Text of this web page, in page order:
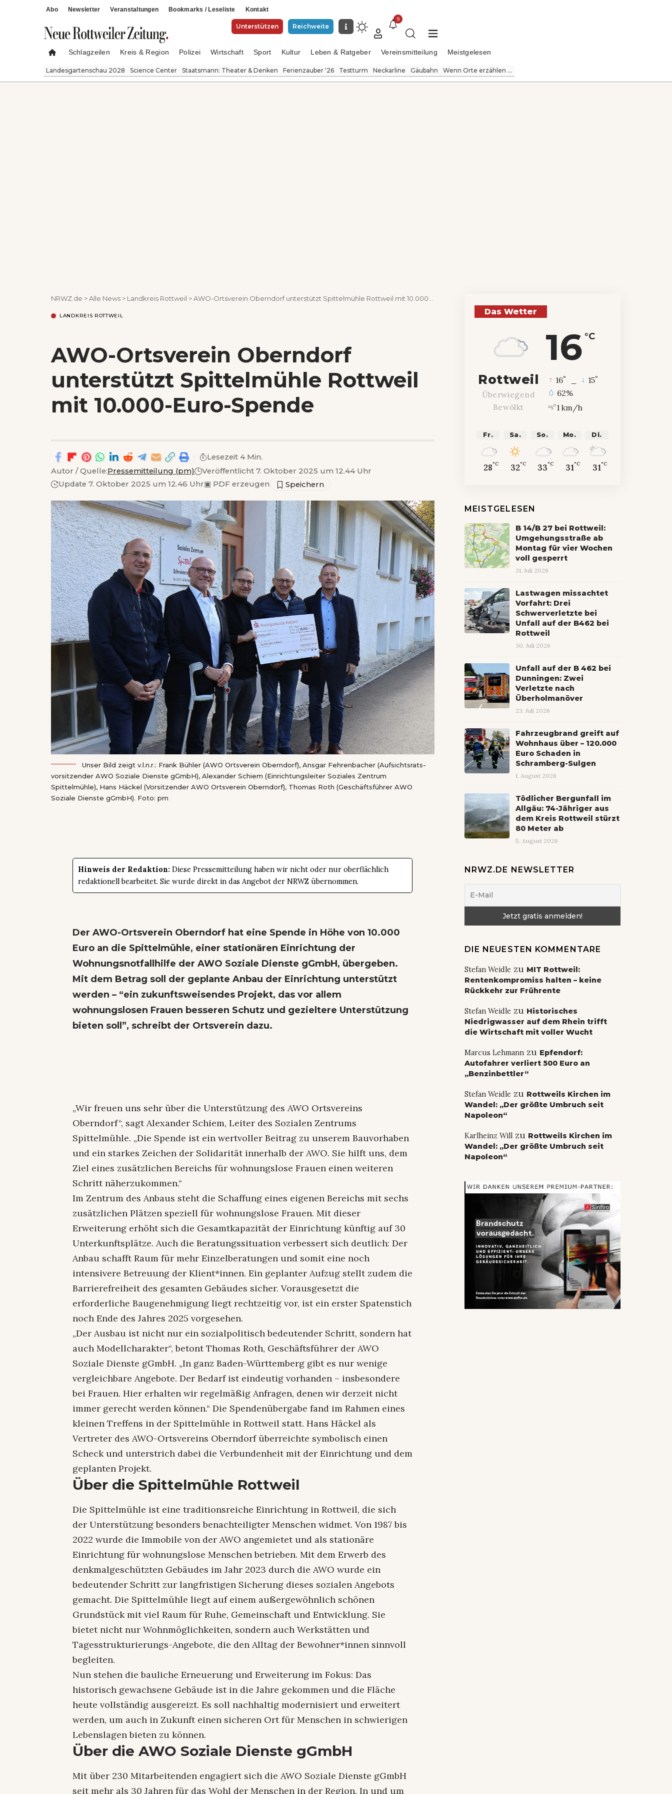
Abo Newsletter Veranstaltungen Bookmarks / Leseliste Kontakt
Unterstützen Reichweite
9
Schlagzeilen Kreis & Region Polizei Wirtschaft Sport Kultur Leben & Ratgeber Vereinsmitteilung Meistgelesen
Landesgartenschau 2028 Science Center Staatsmann: Theater & Denken Ferienzauber '26 Testturm Neckarline Gäubahn Wenn Orte erzählen ...
NRWZ.de >Alle News > Landkreis Rottweil >AWO-Ortsverein Oberndorf unterstützt Spittelmühle Rottweil mit 10.000-Euro-Spende
LANDKREIS ROTTWEIL
AWO-Ortsverein Oberndorf
unterstützt Spittelmühle Rottweil
mit 10.000-Euro-Spende
Autor / Quelle:Pressemitteilung (pm)
Veröffentlicht 7. Oktober 2025 um 12.44 Uhr
Update 7. Oktober 2025 um 12.46 Uhr▣ PDF erzeugen
Lesezeit 4 Min.
Unser Bild zeigt v.l.n.r.: Frank Bühler (AWO Ortsverein Oberndorf), Ansgar Fehrenbacher (Aufsichtsrats-
vorsitzender AWO Soziale Dienste gGmbH), Alexander Schiem (Einrichtungsleiter Soziales Zentrum
Spittelmühle), Hans Häckel (Vorsitzender AWO Ortsverein Oberndorf), Thomas Roth (Geschäftsführer AWO
Soziale Dienste gGmbH). Foto: pm
Hinweis der Redaktion: Diese Pressemitteilung haben wir nicht oder nur oberflächlich
redaktionell bearbeitet. Sie wurde direkt in das Angebot der NRWZ übernommen.
Der AWO-Ortsverein Oberndorf hat eine Spende in Höhe von 10.000
Euro an die Spittelmühle, einer stationären Einrichtung der
Wohnungsnotfallhilfe der AWO Soziale Dienste gGmbH, übergeben.
Mit dem Betrag soll der geplante Anbau der Einrichtung unterstützt
werden – “ein zukunftsweisendes Projekt, das vor allem
wohnungslosen Frauen besseren Schutz und gezieltere Unterstützung
bieten soll”, schreibt der Ortsverein dazu.
„Wir freuen uns sehr über die Unterstützung des AWO Ortsvereins
Oberndorf“, sagt Alexander Schiem, Leiter des Sozialen Zentrums
Spittelmühle. „Die Spende ist ein wertvoller Beitrag zu unserem Bauvorhaben
und ein starkes Zeichen der Solidarität innerhalb der AWO. Sie hilft uns, dem
Ziel eines zusätzlichen Bereichs für wohnungslose Frauen einen weiteren
Schritt näherzukommen.“
Im Zentrum des Anbaus steht die Schaffung eines eigenen Bereichs mit sechs
zusätzlichen Plätzen speziell für wohnungslose Frauen. Mit dieser
Erweiterung erhöht sich die Gesamtkapazität der Einrichtung künftig auf 30
Unterkunftsplätze. Auch die Beratungssituation verbessert sich deutlich: Der
Anbau schafft Raum für mehr Einzelberatungen und somit eine noch
intensivere Betreuung der Klient*innen. Ein geplanter Aufzug stellt zudem die
Barrierefreiheit des gesamten Gebäudes sicher. Vorausgesetzt die
erforderliche Baugenehmigung liegt rechtzeitig vor, ist ein erster Spatenstich
noch Ende des Jahres 2025 vorgesehen.
„Der Ausbau ist nicht nur ein sozialpolitisch bedeutender Schritt, sondern hat
auch Modellcharakter“, betont Thomas Roth, Geschäftsführer der AWO
Soziale Dienste gGmbH. „In ganz Baden-Württemberg gibt es nur wenige
vergleichbare Angebote. Der Bedarf ist eindeutig vorhanden – insbesondere
bei Frauen. Hier erhalten wir regelmäßig Anfragen, denen wir derzeit nicht
immer gerecht werden können.“ Die Spendenübergabe fand im Rahmen eines
kleinen Treffens in der Spittelmühle in Rottweil statt. Hans Häckel als
Vertreter des AWO-Ortsvereins Oberndorf überreichte symbolisch einen
Scheck und unterstrich dabei die Verbundenheit mit der Einrichtung und dem
geplanten Projekt.
Über die Spittelmühle Rottweil
Die Spittelmühle ist eine traditionsreiche Einrichtung in Rottweil, die sich
der Unterstützung besonders benachteiligter Menschen widmet. Von 1987 bis
2022 wurde die Immobile von der AWO angemietet und als stationäre
Einrichtung für wohnungslose Menschen betrieben. Mit dem Erwerb des
denkmalgeschützten Gebäudes im Jahr 2023 durch die AWO wurde ein
bedeutender Schritt zur langfristigen Sicherung dieses sozialen Angebots
gemacht. Die Spittelmühle liegt auf einem außergewöhnlich schönen
Grundstück mit viel Raum für Ruhe, Gemeinschaft und Entwicklung. Sie
bietet nicht nur Wohnmöglichkeiten, sondern auch Werkstätten und
Tagesstrukturierungs-Angebote, die den Alltag der Bewohner*innen sinnvoll
begleiten.
Nun stehen die bauliche Erneuerung und Erweiterung im Fokus: Das
historisch gewachsene Gebäude ist in die Jahre gekommen und die Fläche
heute vollständig ausgereizt. Es soll nachhaltig modernisiert und erweitert
werden, um auch in Zukunft einen sicheren Ort für Menschen in schwierigen
Lebenslagen bieten zu können.
Über die AWO Soziale Dienste gGmbH
Mit über 230 Mitarbeitenden engagiert sich die AWO Soziale Dienste gGmbH
seit mehr als 30 Jahren für das Wohl der Menschen in der Region. In und um
Das Wetter
16 °C
Rottweil
Überwiegend
Bewölkt
16° 15°
62%
1 km/h
Fr.
28°C
Sa.
32°C
So.
33°C
Mo.
31°C
Di.
31°C
MEISTGELESEN
B 14/B 27 bei Rottweil:
Umgehungsstraße ab
Montag für vier Wochen
voll gesperrt
31. Juli 2026
Lastwagen missachtet
Vorfahrt: Drei
Schwerverletzte bei
Unfall auf der B462 bei
Rottweil
30. Juli 2026
Unfall auf der B 462 bei
Dunningen: Zwei
Verletzte nach
Überholmanöver
23. Juli 2026
Fahrzeugbrand greift auf
Wohnhaus über – 120.000
Euro Schaden in
Schramberg-Sulgen
1. August 2026
Tödlicher Bergunfall im
Allgäu: 74-Jähriger aus
dem Kreis Rottweil stürzt
80 Meter ab
5. August 2026
NRWZ.DE NEWSLETTER
DIE NEUESTEN KOMMENTARE
Stefan Weidle zu MIT Rottweil:
Rentenkompromiss halten – keine
Rückkehr zur Frührente
Stefan Weidle zu Historisches
Niedrigwasser auf dem Rhein trifft
die Wirtschaft mit voller Wucht
Marcus Lehmannzu Epfendorf:
Autofahrer verliert 500 Euro an
„Benzinbettler“
Stefan Weidle zu Rottweils Kirchen im
Wandel: „Der größte Umbruch seit
Napoleon“
Karlheinz Willzu Rottweils Kirchen im
Wandel: „Der größte Umbruch seit
Napoleon“